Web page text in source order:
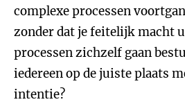
complexe processen
zonder dat je feitelijk macht
processen zichzelf gaan
iedereen op de juiste plaats
intentie?